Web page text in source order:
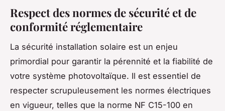
Respect des normes de sécurité et de
conformité réglementaire
La sécurité installation solaire est un enjeu
primordial pour garantir la pérennité et la fiabilité de
votre système photovoltaïque. Il est essentiel de
respecter scrupuleusement les normes électriques
en vigueur, telles que la norme NF C15-100 en